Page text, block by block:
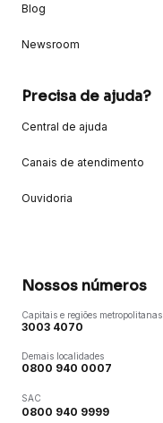
Blog
Newsroom
Precisa de ajuda?
Central de ajuda
Canais de atendimento
Ouvidoria
Nossos números
Capitais e regiões metropolitanas
3003 4070
Demais localidades
0800 940 0007
SAC
0800 940 9999